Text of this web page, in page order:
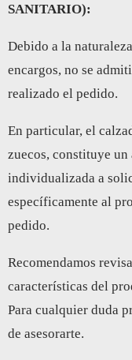
SANITARIO):
Debido a la
encargos, no se
realizado el pedido.
En particular, el
zuecos, constituye
individualizada a
específicamente al
pedido.
Recomendamos
características del
Para cualquier duda
de asesorarte.